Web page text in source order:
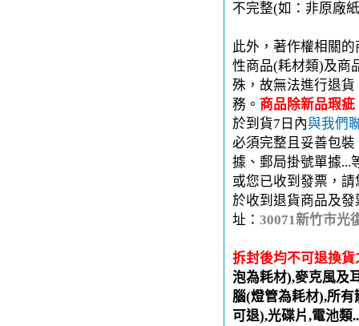
不完整(如：非原廠
此外，著作權相關
性商品(耗材類)及商
殊，故無法進行退
務。 商品除新品瑕
於到貨7日內與我們
必須完整且妥善包
據、郵局掛號單據...
或您已收到發票，
於收到退貨商品及
址： 30071新竹市光
拆封後均不可退換
泡為耗材),麥克風及
腦(燈管為耗材),所
可退),光碟片,電池類